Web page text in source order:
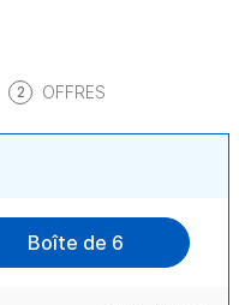
2 OFFRES
Boîte de 6